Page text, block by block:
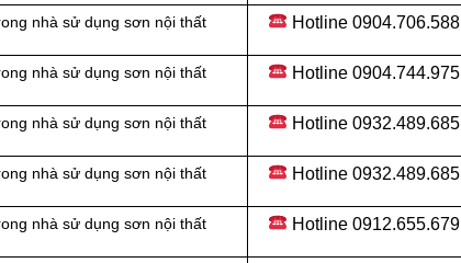
nhà sử dụng sơn nội thất
Hotline 0904.706.588
nhà sử dụng sơn nội thất
Hotline 0904.744.975
nhà sử dụng sơn nội thất
Hotline 0932.489.685
nhà sử dụng sơn nội thất
Hotline0932.489.685
nhà sử dụng sơn nội thất
Hotline0912.655.679